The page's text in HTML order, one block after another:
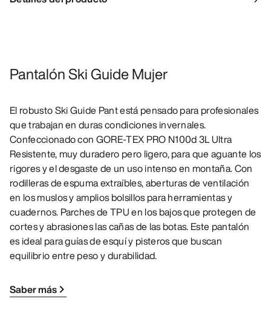
Pantalón Ski Guide Mujer
El robusto Ski Guide Pant está pensado para profesionales
que trabajan en duras condiciones invernales.
Confeccionado con GORE-TEX PRO N100d 3L Ultra
Resistente, muy duradero pero ligero, para que aguante los
rigores y el desgaste de un uso intenso en montaña. Con
rodilleras de espuma extraíbles, aberturas de ventilación
en los muslos y amplios bolsillos para herramientas y
cuadernos. Parches de TPU en los bajos que protegen de
cortes y abrasiones las cañas de las botas. Este pantalón
es ideal para guías de esquí y pisteros que buscan
equilibrio entre peso y durabilidad.
Saber más